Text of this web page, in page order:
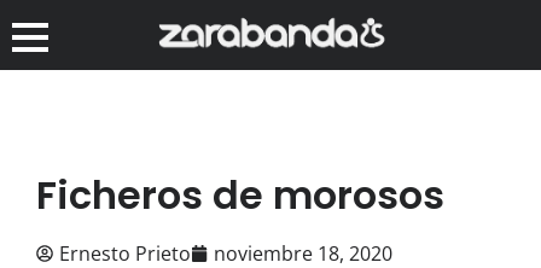
Ficheros de morosos
Ernesto Prieto noviembre 18, 2020